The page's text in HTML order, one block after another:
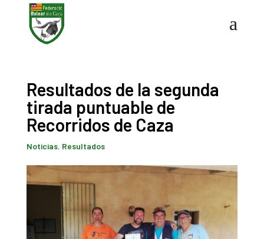
Resultados de la segunda
tirada puntuable de
Recorridos de Caza
Noticias, Resultados